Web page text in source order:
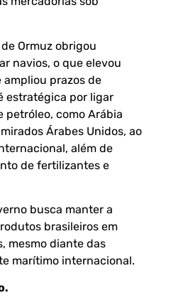
Ormuz obrigou
navios, o que elevou
prazos de
estratégica por ligar
petróleo, como Arábia
Árabes Unidos, ao
além de
de fertilizantes e
busca manter a
brasileiros em
mesmo diante das
marítimo internacional.
.